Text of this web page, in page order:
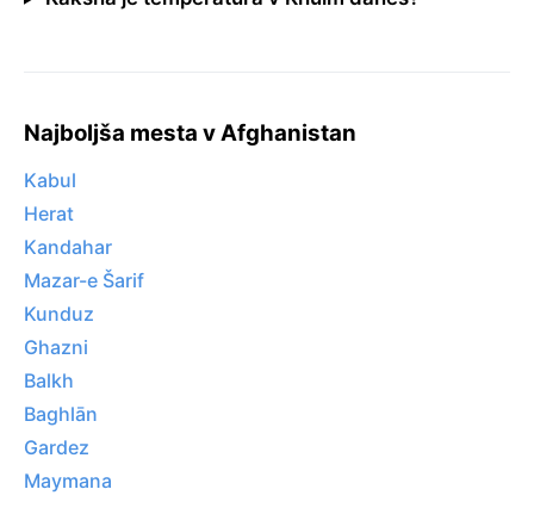
Najboljša mesta v Afghanistan
Kabul
Herat
Kandahar
Mazar-e Šarif
Kunduz
Ghazni
Balkh
Baghlān
Gardez
Maymana